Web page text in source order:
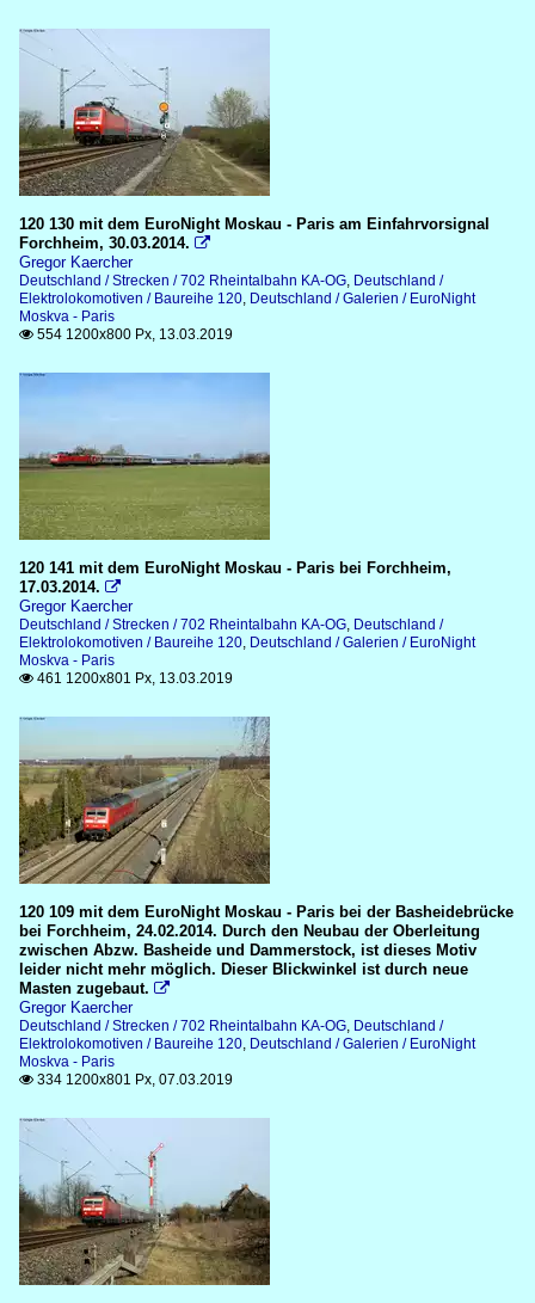
120 130 mit dem EuroNight Moskau - Paris am Einfahrvorsignal
Forchheim, 30.03.2014. 
Gregor Kaercher
Deutschland / Strecken / 702 Rheintalbahn KA-OG, Deutschland /
Elektrolokomotiven / Baureihe 120, Deutschland / Galerien / EuroNight
Moskva - Paris
 554 1200x800 Px, 13.03.2019
120 141 mit dem EuroNight Moskau - Paris bei Forchheim,
17.03.2014. 
Gregor Kaercher
Deutschland / Strecken / 702 Rheintalbahn KA-OG, Deutschland /
Elektrolokomotiven / Baureihe 120, Deutschland / Galerien / EuroNight
Moskva - Paris
 461 1200x801 Px, 13.03.2019
120 109 mit dem EuroNight Moskau - Paris bei der Basheidebrücke
bei Forchheim, 24.02.2014. Durch den Neubau der Oberleitung
zwischen Abzw. Basheide und Dammerstock, ist dieses Motiv
leider nicht mehr möglich. Dieser Blickwinkel ist durch neue
Masten zugebaut. 
Gregor Kaercher
Deutschland / Strecken / 702 Rheintalbahn KA-OG, Deutschland /
Elektrolokomotiven / Baureihe 120, Deutschland / Galerien / EuroNight
Moskva - Paris
 334 1200x801 Px, 07.03.2019